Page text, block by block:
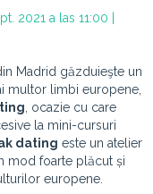
2021 a las 11:00 |
Madrid găzduieşte un
multor limbi europene,
, ocazie cu care
la mini-cursuri
dating este un atelier
mod foarte plăcut și
europene.